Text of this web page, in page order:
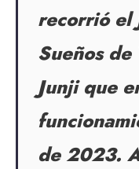
recorrió el
Sueños
Junji que
de 2023.